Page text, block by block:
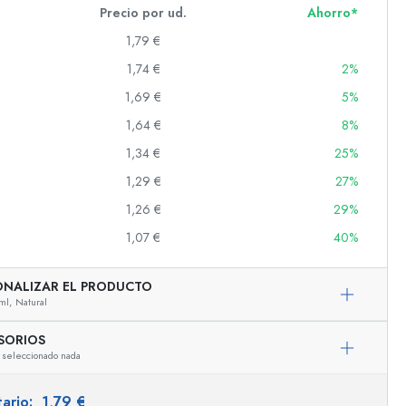
Precio por ud.
Ahorro*
1,79 €
1,74 €
2%
1,69 €
5%
1,64 €
8%
1,34 €
25%
1,29 €
27%
1,26 €
29%
1,07 € 40%
EL PRODUCTO
Natural
nada